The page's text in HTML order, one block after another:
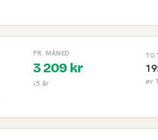
PR. MÅNED
3 209 kr
i5 år av